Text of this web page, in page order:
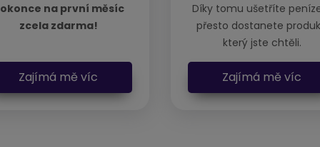
na první měsíc
zcela zdarma!
Zajímá mě víc
Díky tomu ušetříte
přesto dostanete
který jste chtěli.
Zajímá mě víc